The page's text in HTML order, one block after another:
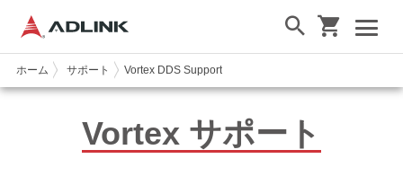
ホーム サポート Vortex DDS Support
Vortex サポート